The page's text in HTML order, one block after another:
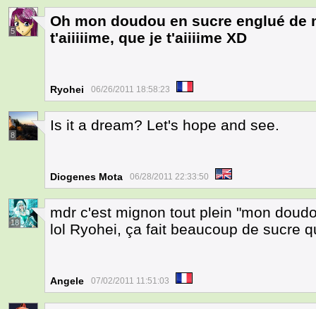
5
Oh mon doudou en sucre englué
t'aiiiiime, que je t'aiiiime XD
Ryohei 06/26/2011 18:58:23
8
Is it a dream? Let's hope and see.
Diogenes Mota 06/28/2011 22:33:50
18
mdr c'est mignon tout plein "mon
lol Ryohei, ça fait beaucoup de sucre
Angele 07/02/2011 11:51:03